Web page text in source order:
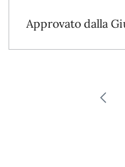
Approvato dalla